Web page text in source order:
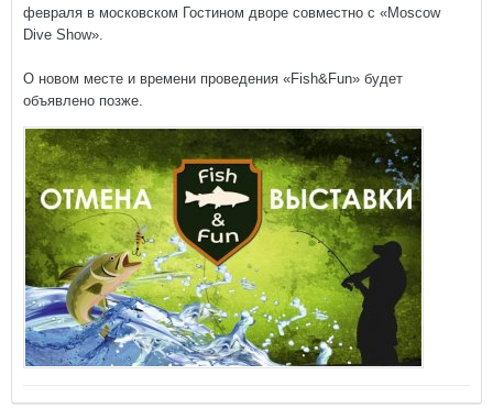
февраля в московском Гостином дворе совместно с «Moscow
Dive Show».
О новом месте и времени проведения «Fish&Fun» будет
объявлено позже.